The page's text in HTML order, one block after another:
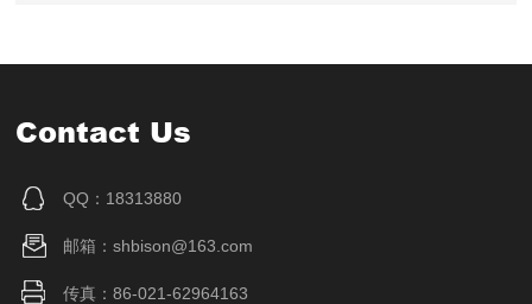
Contact Us
QQ：18313880
邮箱：shbison@163.com
传真：86-021-62964163